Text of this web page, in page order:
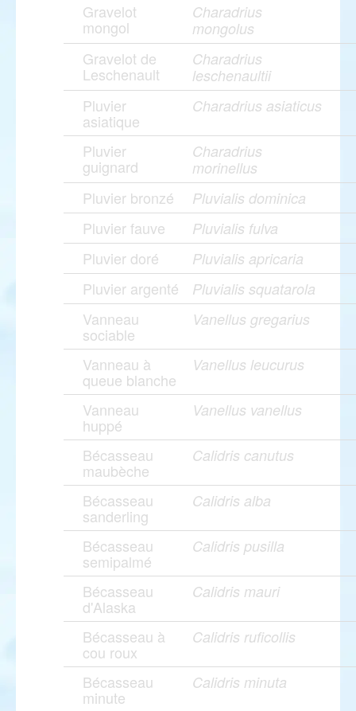
Gravelot
mongol
Charadrius
mongolus
Gravelot de
Leschenault
Charadrius
leschenaultii
Pluvier
asiatique
Charadrius asiaticus
Pluvier
guignard
Charadrius
morinellus
Pluvier bronzé Pluvialis dominica
Pluvier fauve Pluvialis fulva
Pluvier doré Pluvialis apricaria
Pluvier argenté Pluvialis squatarola
Vanneau
sociable
Vanellus gregarius
Vanneau à
queue blanche
Vanellus leucurus
Vanneau
huppé
Vanellus vanellus
Bécasseau
maubèche
Calidris canutus
Bécasseau
sanderling
Calidris alba
Bécasseau
semipalmé
Calidris pusilla
Bécasseau
d'Alaska
Calidris mauri
Bécasseau à
cou roux
Calidris ruficollis
Bécasseau
minute
Calidris minuta